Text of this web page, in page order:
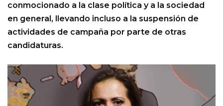
conmocionado a la clase política y a la sociedad
en general, llevando incluso a la suspensión de
actividades de campaña por parte de otras
candidaturas.